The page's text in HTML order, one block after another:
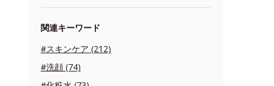
関連キーワード
#スキンケア (212)
#洗顔 (74)